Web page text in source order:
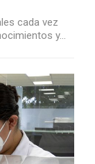
cada vez
y…